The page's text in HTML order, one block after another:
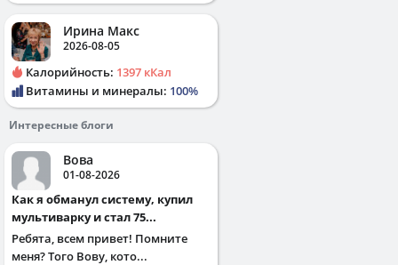
Ирина Макс
2026-08-05
Калорийность: 1397 кКал
Витамины и минералы: 100%
Интересные блоги
Вова
01-08-2026
Как я обманул систему, купил
мультиварку и стал 75...
Ребята, всем привет! Помните
меня? Того Вову, кото...